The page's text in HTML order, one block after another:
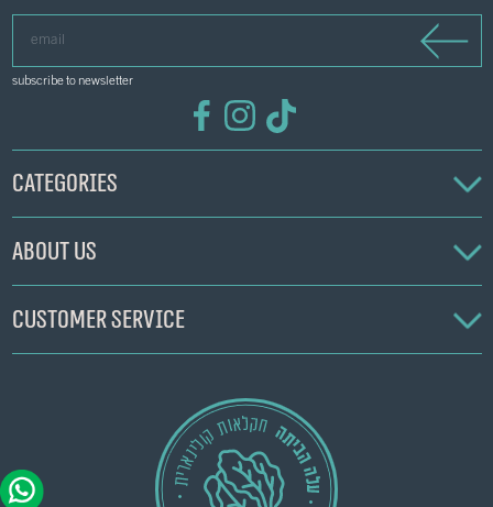
subscribe to newsletter
Categories
About us
Customer service